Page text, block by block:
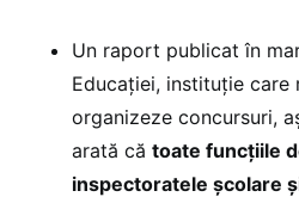
Un raport publicat în
Educației, instituție care
organizeze concursuri,
arată că toate funcțiile
inspectoratele școlare